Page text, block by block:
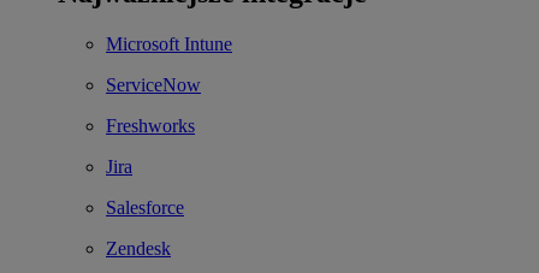
Microsoft Intune
ServiceNow
Freshworks
Jira
Salesforce
Zendesk